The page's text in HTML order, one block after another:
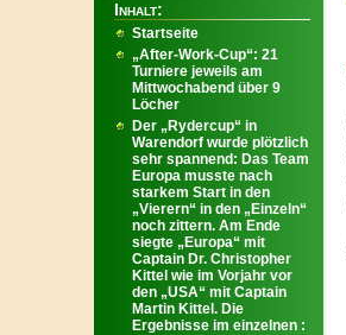
Inhalt:
Startseite
„After-Work-Cup“: 21
Turniere jeweils am
Mittwochabend über 9
Löcher
Der „Rydercup“ in
Warendorf wurde plötzlich
sehr spannend: Das Team
Europa musste nach
starkem Start in den
„Vierern“ in den „Einzeln“
noch zittern. Am Ende
siegte „Europa“ mit
Captain Dr. Christopher
Kittel wie im Vorjahr vor
den „USA“ mit Captain
Martin Kittel. Die
Ergebnisse im einzelnen :